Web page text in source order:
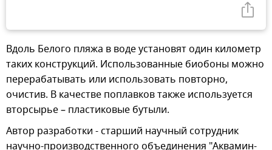
Вдоль Белого пляжа в воде установят один километр
таких конструкций. Использованные биобоны можно
перерабатывать или использовать повторно,
очистив. В качестве поплавков также используется
вторсырье – пластиковые бутыли.
Автор разработки - старший научный сотрудник
научно-производственного объединения "Аквамин-